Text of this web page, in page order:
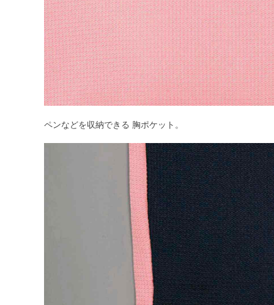
ペンなどを収納できる 胸ポケット。